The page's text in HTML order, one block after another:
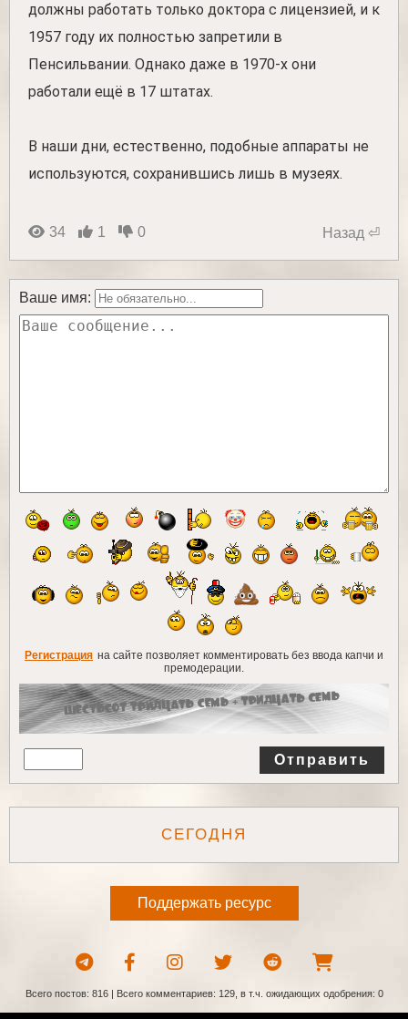
должны работать только доктора с лицензией, и к
1957 году их полностью запретили в
Пенсильвании. Однако даже в 1970-х они
работали ещё в 17 штатах.
В наши дни, естественно, подобные аппараты не
используются, сохранившись лишь в музеях.
34 1 0 Назад ⏎
Ваше имя:
Регистрация на сайте позволяет комментировать без ввода капчи и
премодерации.
Отправить
СЕГОДНЯ
Поддержать ресурс
Всего постов: 816 | Всего комментариев: 129, в т.ч. ожидающих одобрения: 0